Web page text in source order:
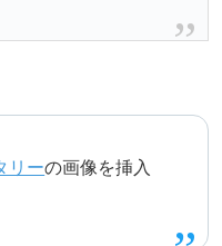
リーの画像を挿入